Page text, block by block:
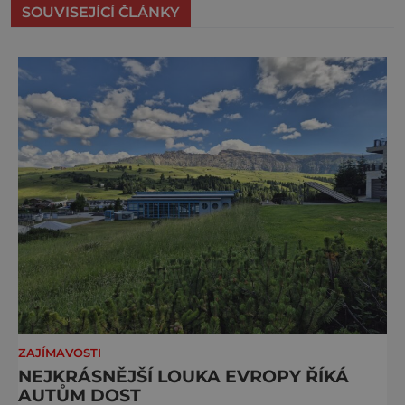
SOUVISEJÍCÍ ČLÁNKY
ZAJÍMAVOSTI
NEJKRÁSNĚJŠÍ LOUKA EVROPY ŘÍKÁ
AUTŮM DOST